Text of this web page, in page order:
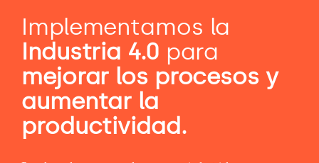
Implementamos la
Industria 4.0 para
mejorar los procesos y
aumentar la
productividad.